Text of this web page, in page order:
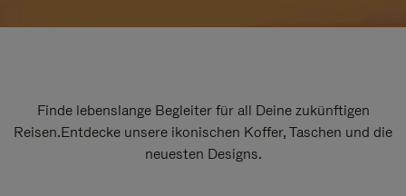
Finde lebenslange Begleiter für all Deine zukünftigen
Reisen.Entdecke unsere ikonischen Koffer, Taschen und die
neuesten Designs.